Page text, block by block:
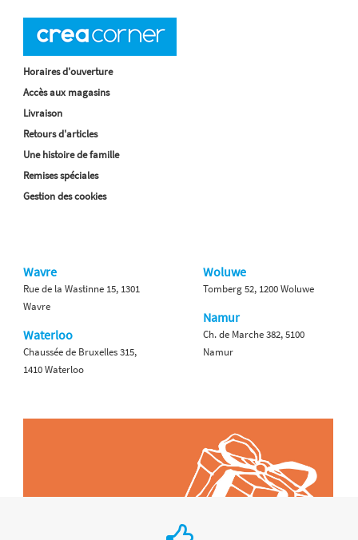
Horaires d'ouverture
Accès aux magasins
Livraison
Retours d'articles
Une histoire de famille
Remises spéciales
Gestion des cookies
Wavre
Rue de la Wastinne 15, 1301
Wavre
Waterloo
Chaussée de Bruxelles 315,
1410 Waterloo
Woluwe
Tomberg 52, 1200 Woluwe
Namur
Ch. de Marche 382, 5100
Namur